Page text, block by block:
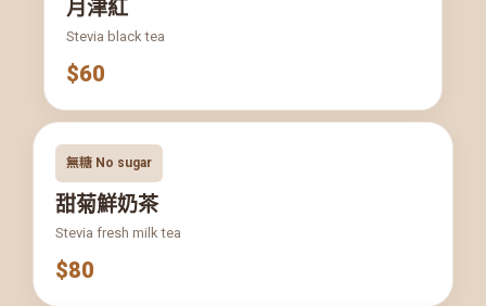
月津紅
Stevia black tea
$60
無糖 No sugar
甜菊鮮奶茶
Stevia fresh milk tea
$80